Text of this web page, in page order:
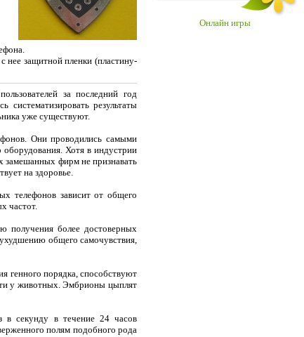
нее защитной пленки (пластину-
за последний год
результаты
уже существуют.
Они проводились самыми
Хотя в индустрии
замешанных фирм не признавать
на здоровье.
телефонов зависит от общего
частот.
получения более достоверных
общего самочувствия,
генного порядка, способствуют
у животных. Эмбрионы цыплят
в секунду в течение 24 часов
полям подобного рода
Онлайн игры